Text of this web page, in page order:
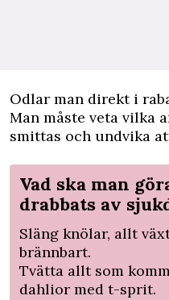
Odlar man direkt i
Man måste veta vilka
smittas och undvika
Vad ska man
drabbats av
Släng knölar, allt
brännbart.
Tvätta allt som
dahlior med t-sprit.